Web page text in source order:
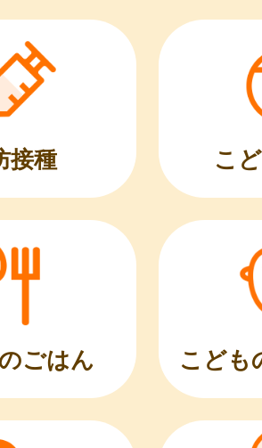
接種 こ
ごはん こども